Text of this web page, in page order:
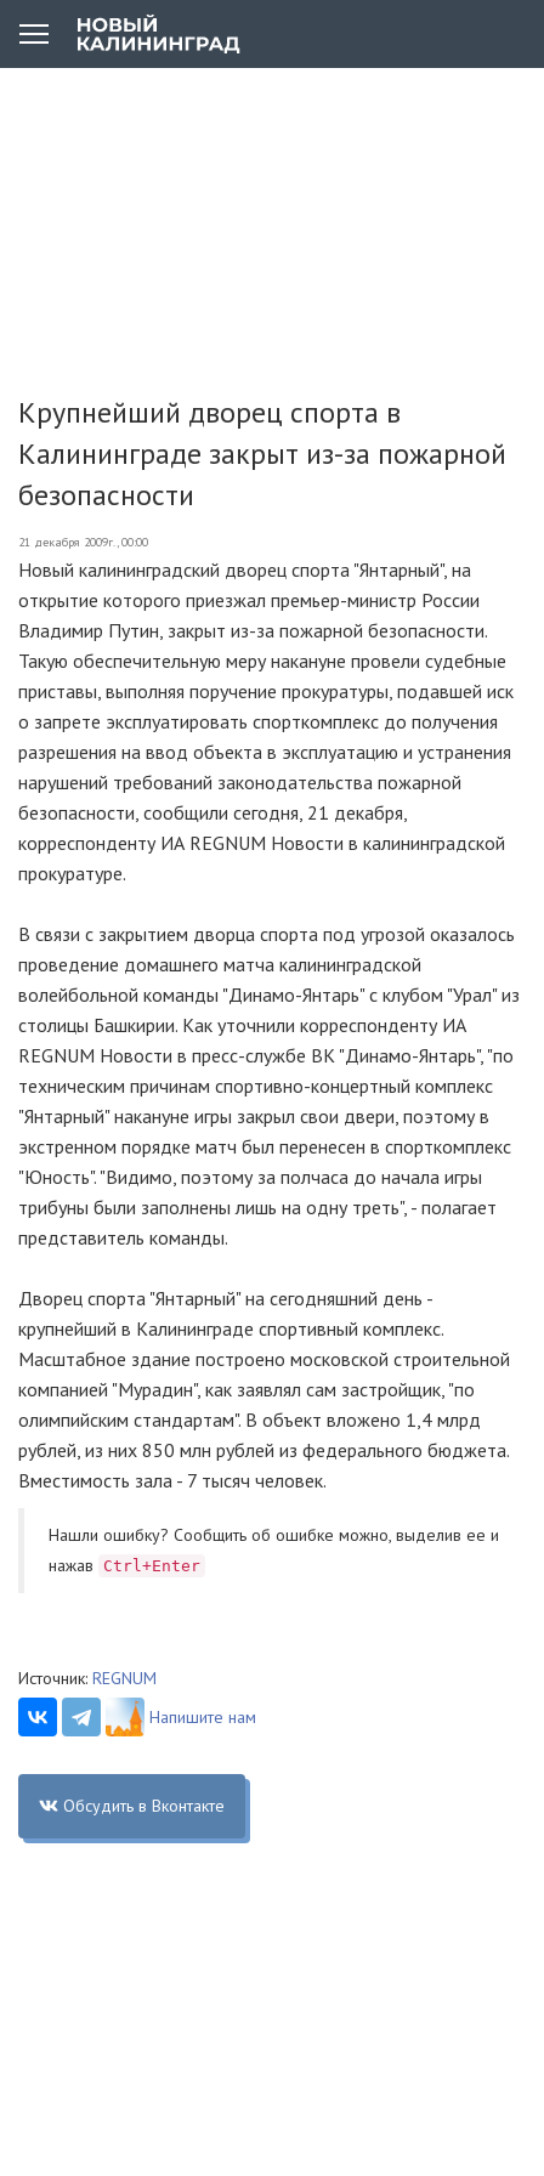
Крупнейший дворец спорта в
Калининграде закрыт из-за пожарной
безопасности
21 декабря 2009г., 00:00
Новый калининградский дворец спорта "Янтарный", на
открытие которого приезжал премьер-министр России
Владимир Путин, закрыт из-за пожарной безопасности.
Такую обеспечительную меру накануне провели судебные
приставы, выполняя поручение прокуратуры, подавшей иск
о запрете эксплуатировать спорткомплекс до получения
разрешения на ввод объекта в эксплуатацию и устранения
нарушений требований законодательства пожарной
безопасности, сообщили сегодня, 21 декабря,
корреспонденту ИА REGNUM Новости в калининградской
прокуратуре.
В связи с закрытием дворца спорта под угрозой оказалось
проведение домашнего матча калининградской
волейбольной команды "Динамо-Янтарь" с клубом "Урал" из
столицы Башкирии. Как уточнили корреспонденту ИА
REGNUM Новости в пресс-службе ВК "Динамо-Янтарь", "по
техническим причинам спортивно-концертный комплекс
"Янтарный" накануне игры закрыл свои двери, поэтому в
экстренном порядке матч был перенесен в спорткомплекс
"Юность". "Видимо, поэтому за полчаса до начала игры
трибуны были заполнены лишь на одну треть", - полагает
представитель команды.
Дворец спорта "Янтарный" на сегодняшний день -
крупнейший в Калининграде спортивный комплекс.
Масштабное здание построено московской строительной
компанией "Мурадин", как заявлял сам застройщик, "по
олимпийским стандартам". В объект вложено 1,4 млрд
рублей, из них 850 млн рублей из федерального бюджета.
Вместимость зала - 7 тысяч человек.
Нашли ошибку? Cообщить об ошибке можно, выделив ее и
нажав
Ctrl+Enter
Источник: REGNUM
Напишите нам
Обсудить в Вконтакте